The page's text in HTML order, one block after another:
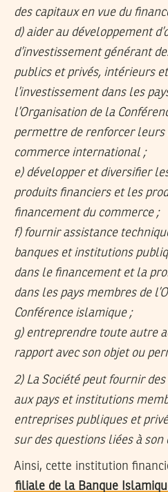
des capitaux en vue du
d) aider au développement
d’investissement générant
publics et privés, intérieurs
l’investissement dans les
l’Organisation de la
permettre de renforcer leurs
commerce international ;
e) développer et diversifier
produits financiers et les
financement du commerce ;
f) fournir assistance
banques et institutions
dans le financement et la
dans les pays membres de
Conférence islamique ;
g) entreprendre toute autre
rapport avec son objet ou
2) La Société peut fournir
aux pays et institutions
entreprises publiques et
sur des questions liées à son
Ainsi, cette institution
filiale de la Banque